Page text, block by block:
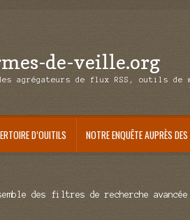
de-veille.org
agrégateurs de flux RSS, outils de
D’OUITILS NOTRE ENQUÊTE AUPRÈS
des filtres de recherche avancée